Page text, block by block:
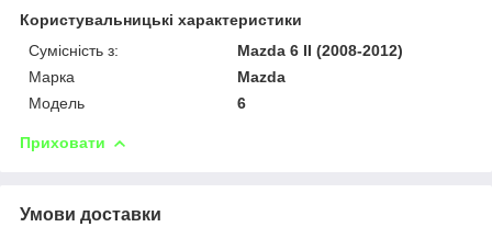
Користувальницькі характеристики
Сумісність з:
Mazda 6 II (2008-2012)
Марка
Mazda
Модель
6
Приховати
Умови доставки